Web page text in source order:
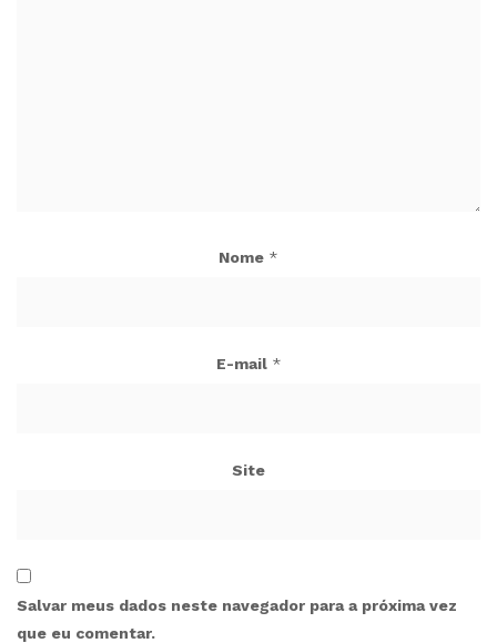
Nome *
E-mail *
Site
Salvar meus dados neste navegador para a próxima vez
que eu comentar.